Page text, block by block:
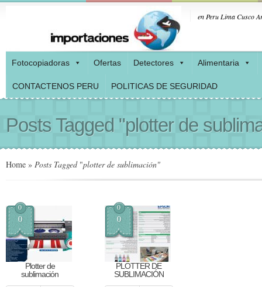
en Peru Lima Cusco
Fotocopiadoras Ofertas Detectores Alimentaria
CONTACTENOS PERU POLITICAS DE SEGURIDAD
Posts Tagged "plotter de
Home » Posts Tagged "plotter de sublimación"
0
0
Plotter de
sublimación
0
0
PLOTTER DE
SUBLIMACIÓN